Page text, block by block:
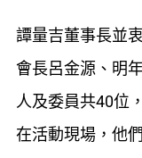
譚量吉董事長並
會長呂金源、明
人及委員共40位
在活動現場，他